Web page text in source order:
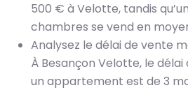
500 € à Velotte, tandis
chambres se vend en
Analysez le délai de vente
À Besançon Velotte, le
un appartement est de 3